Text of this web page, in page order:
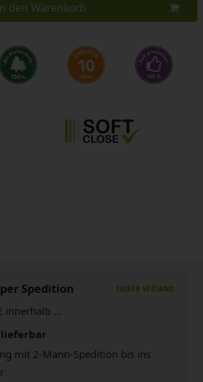
den Warenkorb
Spedition
innerhalb ...
mit 2-Mann-Spedition bis ins